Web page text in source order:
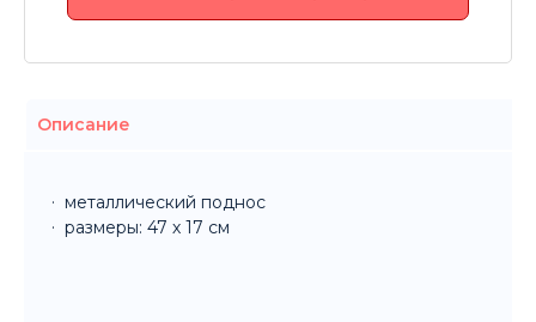
Описание
металлический поднос
размеры: 47 х 17 см